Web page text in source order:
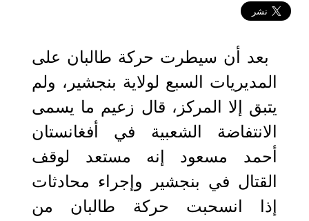
بعد أن سيطرت حركة طالبان على
المديريات السبع لولاية بنجشير، ولم
يتبق إلا المركز، قال زعيم ما يسمى
الانتفاضة الشعبية في أفغانستان
أحمد مسعود إنه مستعد لوقف
القتال في بنجشير وإجراء محادثات
إذا انسحبت حركة طالبان من